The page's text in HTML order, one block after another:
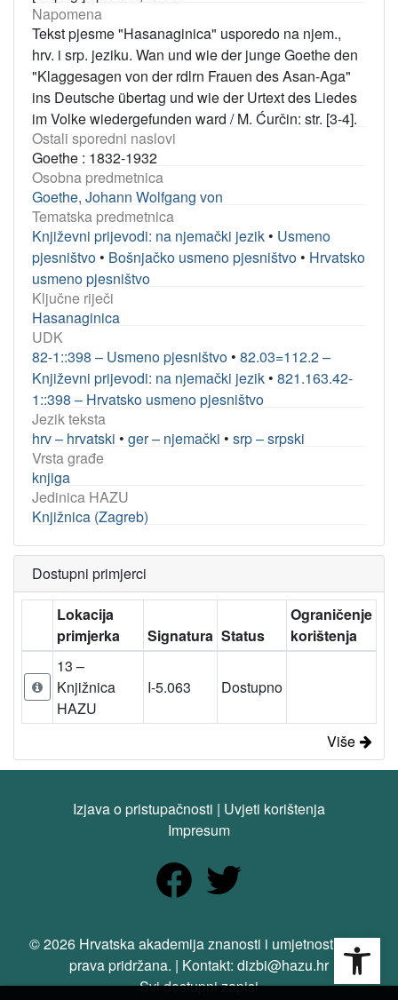
Napomena
Tekst pjesme "Hasanaginica" usporedo na njem.,
hrv. i srp. jeziku. Wan und wie der junge Goethe den
"Klaggesagen von der rdlrn Frauen des Asan-Aga"
ins Deutsche übertag und wie der Urtext des Liedes
im Volke wiedergefunden ward / M. Ćurčin: str. [3-4].
Ostali sporedni naslovi
Goethe : 1832-1932
Osobna predmetnica
Goethe, Johann Wolfgang von
Tematska predmetnica
Književni prijevodi: na njemački jezik • Usmeno
pjesništvo • Bošnjačko usmeno pjesništvo • Hrvatsko
usmeno pjesništvo
Ključne riječi
Hasanaginica
UDK
82-1::398 – Usmeno pjesništvo • 82.03=112.2 –
Književni prijevodi: na njemački jezik • 821.163.42-
1::398 – Hrvatsko usmeno pjesništvo
Jezik teksta
hrv – hrvatski • ger – njemački • srp – srpski
Vrsta građe
knjiga
Jedinica HAZU
Knjižnica (Zagreb)
Dostupni primjerci
Lokacija
primjerka
Signatura Status
Ograničenje
korištenja
13 –
Knjižnica
HAZU
I-5.063 Dostupno
Više
Izjava o pristupačnosti | Uvjeti korištenja
Impresum
© 2026 Hrvatska akademija znanosti i umjetnosti. Sva
prava pridržana. | Kontakt: dizbi@hazu.hr
Svi dostupni zapisi